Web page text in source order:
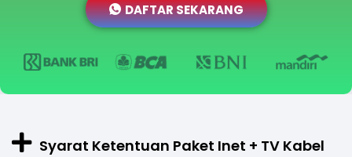
DAFTAR SEKARANG
Syarat Ketentuan Paket Inet + TV Kabel